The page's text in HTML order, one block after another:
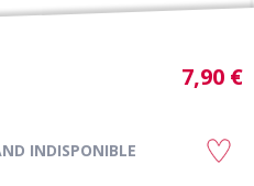
7,90 €
INDISPONIBLE